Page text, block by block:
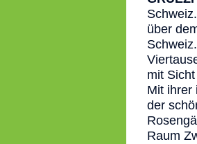
über
mit
Mit ihrer
der
Raum